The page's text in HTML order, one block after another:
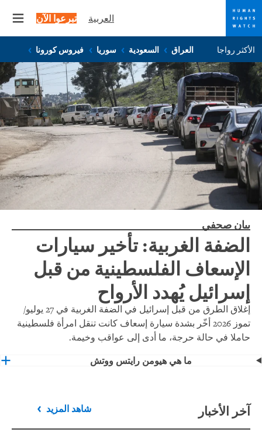
Skip
to
cookie
privacy
notice
Skip
to
main
content
العربية تبرعوا الآن
الأكثر رواجا العراق السعودية سوريا فيروس كورونا
بيان صحفي
الضفة الغربية: تأخير سيارات
الإسعاف الفلسطينية من قبل
إسرائيل يُهدد الأرواح
إغلاق الطرق من قبل إسرائيل في الضفة الغربية في 27 يوليو/
تموز 2026 أخّر بشدة سيارة إسعاف كانت تنقل امرأة فلسطينية
حاملا في حالة حرجة، ما أدى إلى عواقب وخيمة.
ما هي هيومن رايتس ووتش
آخر الأخبار شاهد المزيد